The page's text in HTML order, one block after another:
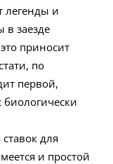
легенды и
в заезде
приносит
по
первой,
биологически
для
и простой